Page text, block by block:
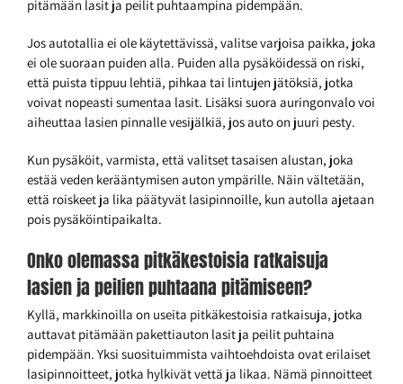
pitämään lasit ja peilit puhtaampina pidempään.
Jos autotallia ei ole käytettävissä, valitse varjoisa paikka, joka
ei ole suoraan puiden alla. Puiden alla pysäköidessä on riski,
että puista tippuu lehtiä, pihkaa tai lintujen jätöksiä, jotka
voivat nopeasti sumentaa lasit. Lisäksi suora auringonvalo voi
aiheuttaa lasien pinnalle vesijälkiä, jos auto on juuri pesty.
Kun pysäköit, varmista, että valitset tasaisen alustan, joka
estää veden kerääntymisen auton ympärille. Näin vältetään,
että roiskeet ja lika päätyvät lasipinnoille, kun autolla ajetaan
pois pysäköintipaikalta.
Onko olemassa pitkäkestoisia ratkaisuja
lasien ja peilien puhtaana pitämiseen?
Kyllä, markkinoilla on useita pitkäkestoisia ratkaisuja, jotka
auttavat pitämään pakettiauton lasit ja peilit puhtaina
pidempään. Yksi suosituimmista vaihtoehdoista ovat erilaiset
lasipinnoitteet, jotka hylkivät vettä ja likaa. Nämä pinnoitteet